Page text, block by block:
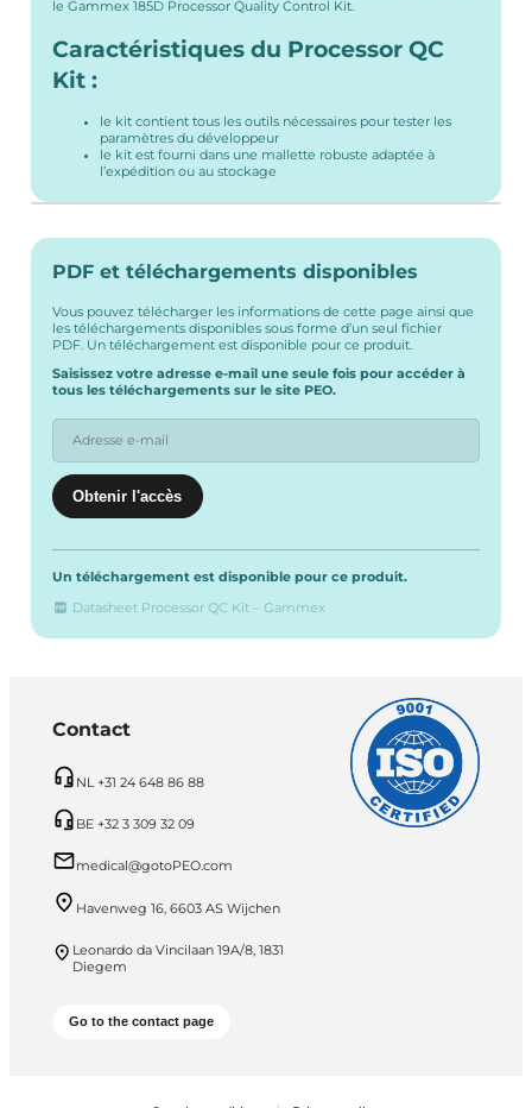
le Gammex 185D Processor Quality Control Kit.
Caractéristiques du Processor QC
Kit :
le kit contient tous les outils nécessaires pour tester les
paramètres du développeur
le kit est fourni dans une mallette robuste adaptée à
l’expédition ou au stockage
PDF et téléchargements disponibles
Vous pouvez télécharger les informations de cette page ainsi que
les téléchargements disponibles sous forme d’un seul fichier
PDF. Un téléchargement est disponible pour ce produit.
Saisissez votre adresse e-mail une seule fois pour accéder à
tous les téléchargements sur le site PEO.
Un téléchargement est disponible pour ce produit.
Datasheet Processor QC Kit – Gammex
Contact
NL +31 24 648 86 88
BE +32 3 309 32 09
medical@gotoPEO.com
Havenweg 16, 6603 AS Wijchen
Leonardo da Vincilaan 19A/8, 1831
Diegem
Go to the contact page